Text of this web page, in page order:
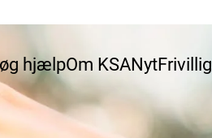
hjælpOm KSANytFrivillig